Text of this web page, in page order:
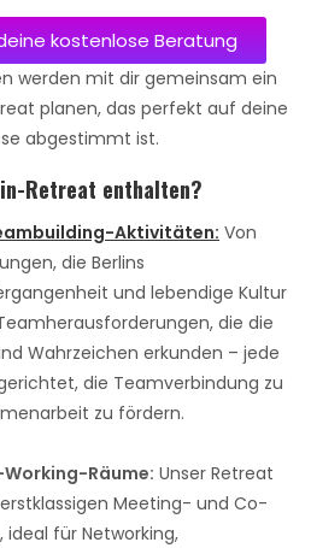
kostenlose Beratung
werden mit dir gemeinsam ein
planen, das perfekt auf deine
abgestimmt ist.
Retreat enthalten?
Aktivitäten: Von
die Berlins
und lebendige Kultur
die die
Wahrzeichen erkunden – jede
die Teamverbindung zu
zu fördern.
Räume: Unser Retreat
Meeting- und Co-
für Networking,